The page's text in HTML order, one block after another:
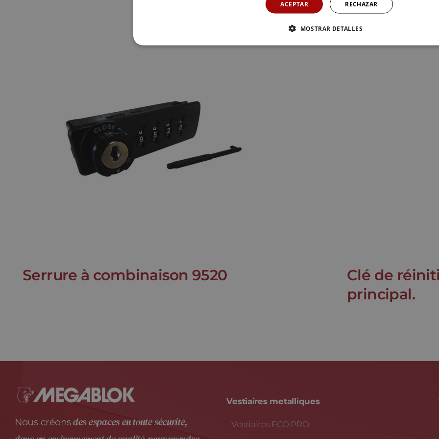
Serrure à combinaison 9520
Clé de
principal.
Nous créonsdes espaces en toute sécurité,
Vestiaires metalliques
Vestiaires ECO PRO
ACEPTAR RECHAZAR
MOSTRAR DETALLES